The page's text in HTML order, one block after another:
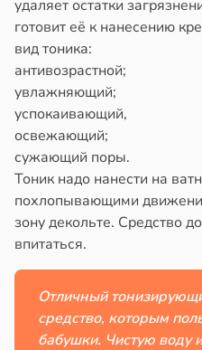
удаляет остатки
готовит её к нанесению
вид тоника:
антивозрастной;
увлажняющий;
успокаивающий,
освежающий;
сужающий поры.
Тоник надо нанести на
похлопывающими
зону декольте. Средство
впитаться.
Отличный
средство, которым
бабушки. Чистую воду